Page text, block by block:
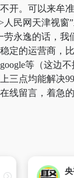
开。可以来牟
人民网天津视窗
劳永逸的话，我
定的运营商，
等（这边
三点均能解决
线留言，着急